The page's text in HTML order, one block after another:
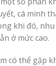
cá minh
khi đó,
ở mức cao.
có thể gặp